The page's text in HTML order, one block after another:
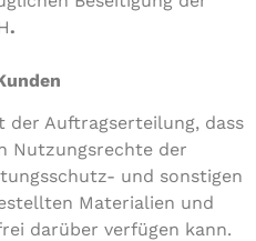
.
der Auftragserteilung, dass
Nutzungsrechte der
und sonstigen
Materialien und
darüber verfügen kann.